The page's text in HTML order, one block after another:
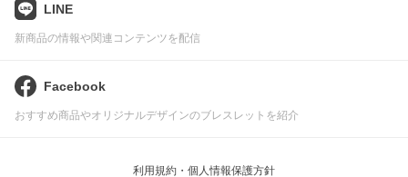
LINE
新商品の情報や関連コンテンツを配信
Facebook
おすすめ商品やオリジナルデザインのブレスレットを紹介
利用規約・個人情報保護方針